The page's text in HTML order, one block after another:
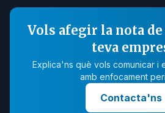
Vols afegir la nota
teva
Explica'ns què vols comunicar i
amb enfocament
Contacta'ns